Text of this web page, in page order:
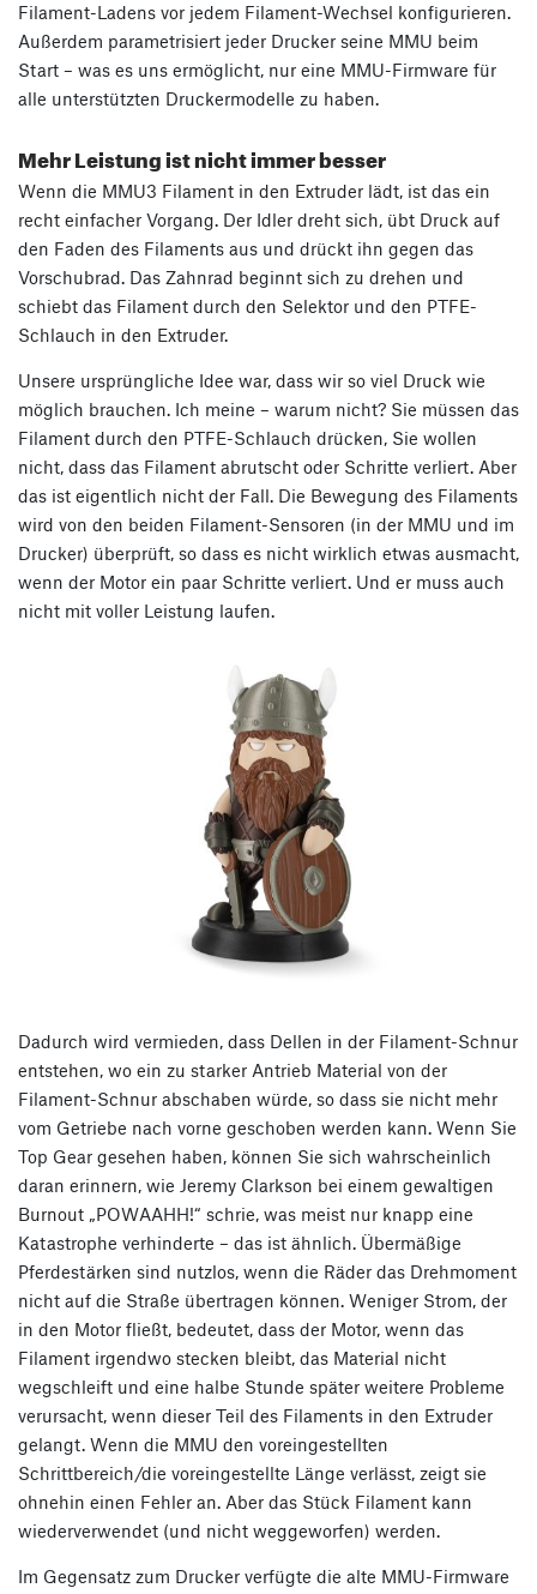
Filament-Ladens vor jedem Filament-Wechsel konfigurieren.
Außerdem parametrisiert jeder Drucker seine MMU beim
Start – was es uns ermöglicht, nur eine MMU-Firmware für
alle unterstützten Druckermodelle zu haben.
Mehr Leistung ist nicht immer besser
Wenn die MMU3 Filament in den Extruder lädt, ist das ein
recht einfacher Vorgang. Der Idler dreht sich, übt Druck auf
den Faden des Filaments aus und drückt ihn gegen das
Vorschubrad. Das Zahnrad beginnt sich zu drehen und
schiebt das Filament durch den Selektor und den PTFE-
Schlauch in den Extruder.
Unsere ursprüngliche Idee war, dass wir so viel Druck wie
möglich brauchen. Ich meine – warum nicht? Sie müssen das
Filament durch den PTFE-Schlauch drücken, Sie wollen
nicht, dass das Filament abrutscht oder Schritte verliert. Aber
das ist eigentlich nicht der Fall. Die Bewegung des Filaments
wird von den beiden Filament-Sensoren (in der MMU und im
Drucker) überprüft, so dass es nicht wirklich etwas ausmacht,
wenn der Motor ein paar Schritte verliert. Und er muss auch
nicht mit voller Leistung laufen.
Dadurch wird vermieden, dass Dellen in der Filament-Schnur
entstehen, wo ein zu starker Antrieb Material von der
Filament-Schnur abschaben würde, so dass sie nicht mehr
vom Getriebe nach vorne geschoben werden kann. Wenn Sie
Top Gear gesehen haben, können Sie sich wahrscheinlich
daran erinnern, wie Jeremy Clarkson bei einem gewaltigen
Burnout „POWAAHH!“ schrie, was meist nur knapp eine
Katastrophe verhinderte – das ist ähnlich. Übermäßige
Pferdestärken sind nutzlos, wenn die Räder das Drehmoment
nicht auf die Straße übertragen können. Weniger Strom, der
in den Motor fließt, bedeutet, dass der Motor, wenn das
Filament irgendwo stecken bleibt, das Material nicht
wegschleift und eine halbe Stunde später weitere Probleme
verursacht, wenn dieser Teil des Filaments in den Extruder
gelangt. Wenn die MMU den voreingestellten
Schrittbereich/die voreingestellte Länge verlässt, zeigt sie
ohnehin einen Fehler an. Aber das Stück Filament kann
wiederverwendet (und nicht weggeworfen) werden.
Im Gegensatz zum Drucker verfügte die alte MMU-Firmware